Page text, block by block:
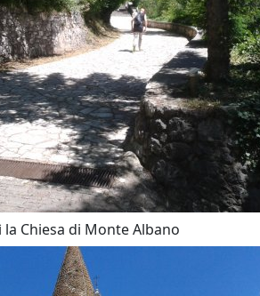
Chiesa di Monte Albano